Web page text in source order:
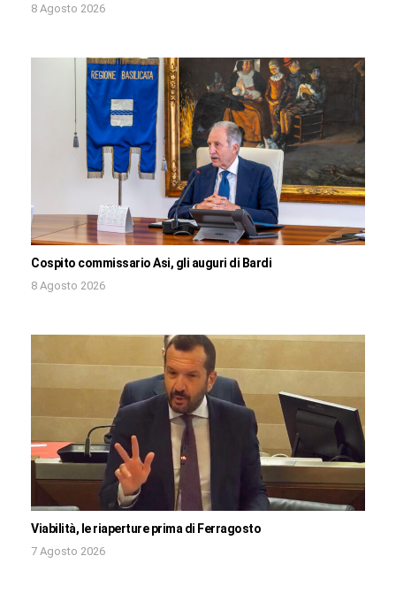
8 Agosto 2026
Cospito commissario Asi, gli auguri di Bardi
8 Agosto 2026
Viabilità, le riaperture prima di Ferragosto
7 Agosto 2026